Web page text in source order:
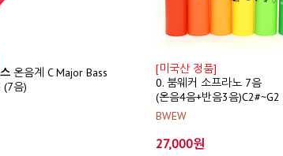
온음계 C Major Bass
(7음)
[미국산 정품]
0. 붐웨커 소프라노 7음
(온음4음+반음3음)C2#~G2
BWEW
27,000원